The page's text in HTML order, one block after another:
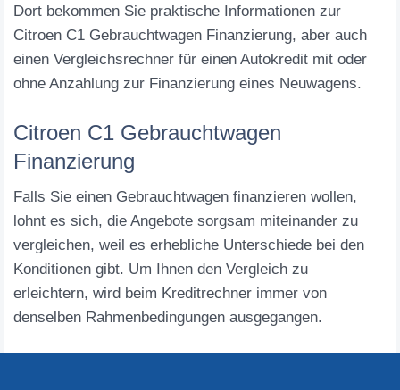
Dort bekommen Sie praktische Informationen zur
Citroen C1 Gebrauchtwagen Finanzierung, aber auch
einen Vergleichsrechner für einen Autokredit mit oder
ohne Anzahlung zur Finanzierung eines Neuwagens.
Citroen C1 Gebrauchtwagen
Finanzierung
Falls Sie einen Gebrauchtwagen finanzieren wollen,
lohnt es sich, die Angebote sorgsam miteinander zu
vergleichen, weil es erhebliche Unterschiede bei den
Konditionen gibt. Um Ihnen den Vergleich zu
erleichtern, wird beim Kreditrechner immer von
denselben Rahmenbedingungen ausgegangen.